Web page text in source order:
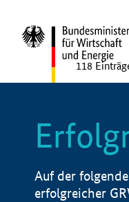
118
Auf der
erfolgreicher